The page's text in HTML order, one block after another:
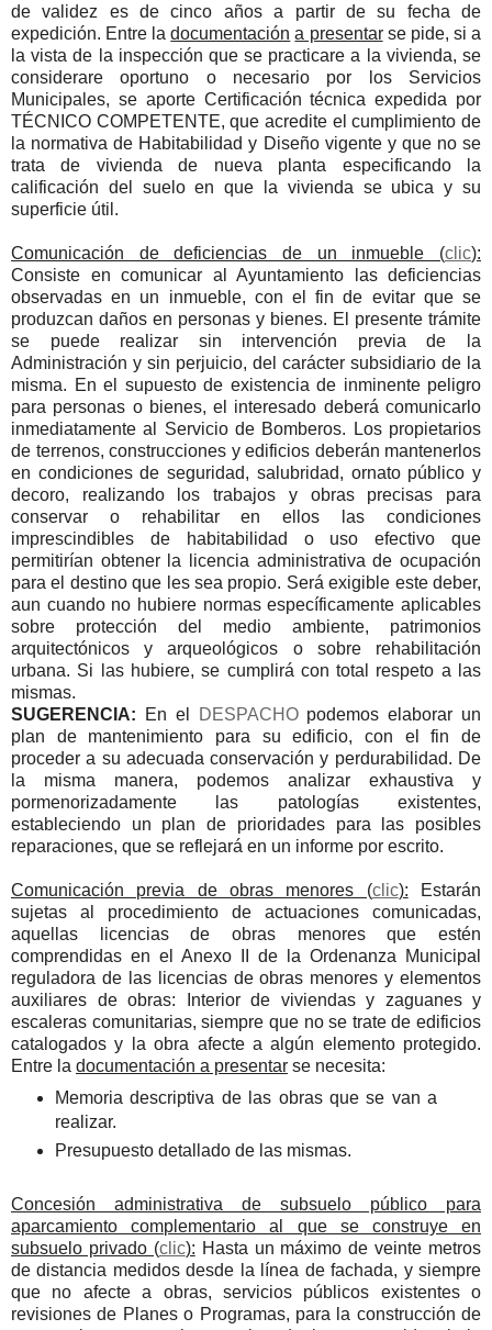
de validez es de cinco años a partir de su fecha de
expedición. Entre ladocumentación a presentarse pide, si a
la vista de la inspección que se practicare a la vivienda, se
considerare oportuno o necesario por los Servicios
Municipales, se aporte Certificación técnica expedida por
TÉCNICO COMPETENTE, que acredite el cumplimiento de
la normativa de Habitabilidad y Diseño vigente y que no se
trata de vivienda de nueva planta especificando la
calificación del suelo en que la vivienda se ubica y su
superficie útil.
Comunicación de deficiencias de un inmueble (clic):
Consiste en comunicar al Ayuntamiento las deficiencias
observadas en un inmueble, con el fin de evitar que se
produzcan daños en personas y bienes. El presente trámite
se puede realizar sin intervención previa de la
Administración y sin perjuicio, del carácter subsidiario de la
misma. En el supuesto de existencia de inminente peligro
para personas o bienes, el interesado deberá comunicarlo
inmediatamente al Servicio de Bomberos. Los propietarios
de terrenos, construcciones y edificios deberán mantenerlos
en condiciones de seguridad, salubridad, ornato público y
decoro, realizando los trabajos y obras precisas para
conservar o rehabilitar en ellos las condiciones
imprescindibles de habitabilidad o uso efectivo que
permitirían obtener la licencia administrativa de ocupación
para el destino que les sea propio. Será exigible este deber,
aun cuando no hubiere normas específicamente aplicables
sobre protección del medio ambiente, patrimonios
arquitectónicos y arqueológicos o sobre rehabilitación
urbana. Si las hubiere, se cumplirá con total respeto a las
mismas.
SUGERENCIA: En el DESPACHOpodemos elaborar un
plan de mantenimiento para su edificio, con el fin de
proceder a su adecuada conservación y perdurabilidad. De
la misma manera, podemos analizar exhaustiva y
pormenorizadamente las patologías existentes,
estableciendo un plan de prioridades para las posibles
reparaciones, que se reflejará en un informe por escrito.
Comunicación previa de obras menores (clic): Estarán
sujetas al procedimiento de actuaciones comunicadas,
aquellas licencias de obras menores que estén
comprendidas en el Anexo II de la Ordenanza Municipal
reguladora de las licencias de obras menores y elementos
auxiliares de obras: Interior de viviendas y zaguanes y
escaleras comunitarias, siempre que no se trate de edificios
catalogados y la obra afecte a algún elemento protegido.
Entre la documentación a presentar se necesita:
Memoria descriptiva de las obras que se van a
realizar.
Presupuesto detallado de las mismas.
Concesión administrativa de subsuelo público para
aparcamiento complementario al que se construye en
subsuelo privado (clic): Hasta un máximo de veinte metros
de distancia medidos desde la línea de fachada, y siempre
que no afecte a obras, servicios públicos existentes o
revisiones de Planes o Programas, para la construcción de